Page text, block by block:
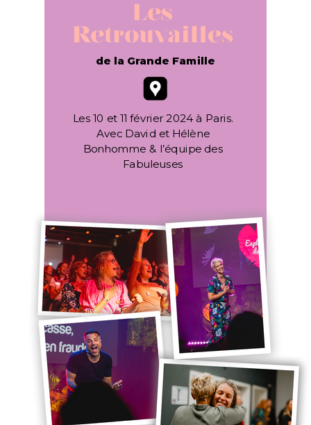
de la Grande Famille
Les 10 et 11 février 2024 à Paris.
Avec David et Hélène
Bonhomme & l’équipe des
Fabuleuses